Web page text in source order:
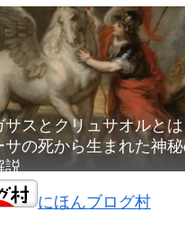
サスとクリュサオルと
サの死から生まれた神
説
にほんブログ村